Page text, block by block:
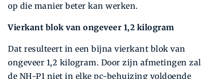
op die manier beter kan werken.
Vierkant blok van ongeveer 1,2 kilogram
Dat resulteert in een bijna vierkant blok van
ongeveer 1,2 kilogram. Door zijn afmetingen zal
de NH-P1 niet in elke pc-behuizing voldoende